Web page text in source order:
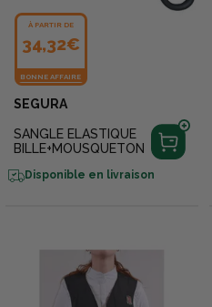
À PARTIR DE
34,32€
BONNE AFFAIRE
SEGURA
SANGLE ELASTIQUE
BILLE+MOUSQUETON
Disponible en livraison